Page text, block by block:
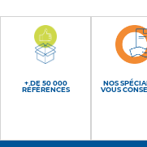
+ DE 50 000
RÉFÉRENCES
NOS
VOUS